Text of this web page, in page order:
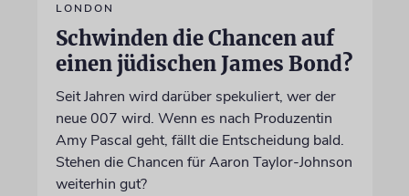
LONDON
Schwinden die Chancen auf
einen jüdischen James Bond?
Seit Jahren wird darüber spekuliert, wer der
neue 007 wird. Wenn es nach Produzentin
Amy Pascal geht, fällt die Entscheidung bald.
Stehen die Chancen für Aaron Taylor-Johnson
weiterhin gut?